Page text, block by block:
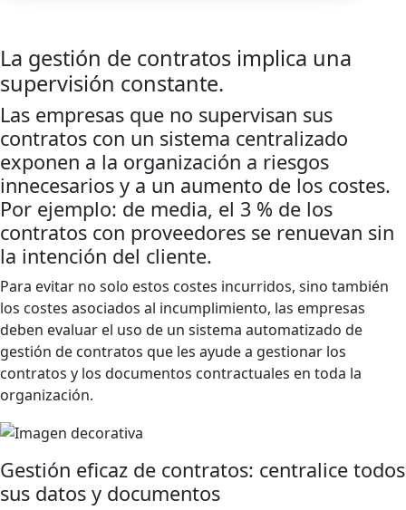
La gestión de contratos implica una
supervisión constante.
Las empresas que no supervisan sus
contratos con un sistema centralizado
exponen a la organización a riesgos
innecesarios y a un aumento de los costes.
Por ejemplo: de media, el 3 % de los
contratos con proveedores se renuevan sin
la intención del cliente.
Para evitar no solo estos costes incurridos, sino también
los costes asociados al incumplimiento, las empresas
deben evaluar el uso de un sistema automatizado de
gestión de contratos que les ayude a gestionar los
contratos y los documentos contractuales en toda la
organización.
Gestión eficaz de contratos: centralice todos
sus datos y documentos